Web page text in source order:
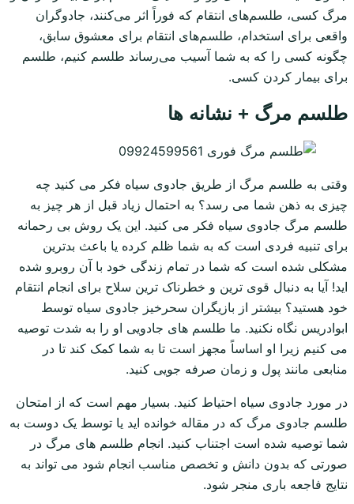
مرگ کسی، طلسم‌های انتقام که فوراً اثر می‌کنند، جادوگران
واقعی برای استخدام، طلسم‌های انتقام برای معشوق سابق،
چگونه کسی را که به شما آسیب می‌رساند طلسم کنیم، طلسم
برای بیمار کردن کسی.
طلسم مرگ + نشانه ها
وقتی به طلسم مرگ از طریق جادوی سیاه فکر می کنید چه
چیزی به ذهن شما می رسد؟ به احتمال زیاد قبل از هر چیز به
طلسم مرگ جادوی سیاه فکر می کنید. این یک روش بی رحمانه
برای تنبیه فردی است که به شما ظلم کرده یا باعث بدترین
مشکلی شده است که شما در تمام زندگی خود با آن روبرو شده
اید! آیا به دنبال قوی ترین و خطرناک ترین سلاح برای انجام انتقام
خود هستید؟ بیشتر از بازیگران سحرخیز جادوی سیاه توسط
ابوادریس نگاه نکنید. ما طلسم های جادویی او را به شدت توصیه
می کنیم زیرا او اساساً مجهز است تا به شما کمک کند تا در
منابعی مانند پول و زمان صرفه جویی کنید.
در مورد جادوی سیاه احتیاط کنید. بسیار مهم است که از امتحان
طلسم جادوی مرگ که در مقاله خوانده اید یا توسط یک دوست به
شما توصیه شده است اجتناب کنید. انجام طلسم های مرگ در
صورتی که بدون دانش و تخصص مناسب انجام شود می تواند به
نتایج فاجعه باری منجر شود.